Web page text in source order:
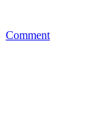
Comment